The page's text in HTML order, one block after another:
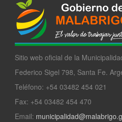
Sitio web oficial de la
Federico Sigel 798, Santa Fe.
Teléfono: +54 03482 454 021
Fax: +54 03482 454 470
Email: